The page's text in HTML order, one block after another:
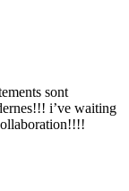
sont
i’ve waiting